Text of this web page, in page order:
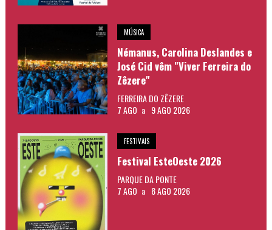
MÚSICA
Némanus, Carolina Deslandes e
José Cid vêm "Viver Ferreira do
Zêzere"
FERREIRA DO ZÊZERE
7 AGO a 9 AGO 2026
FESTIVAIS
Festival EsteOeste 2026
PARQUE DA PONTE
7 AGO a 8 AGO 2026